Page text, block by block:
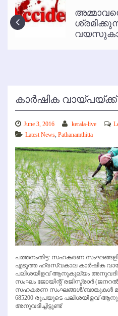
ഇനി രമേശ് പിഷാരടി
കോഴിക്കോട്
പരാതി
കാര്‍ഷിക വായ്പയ്ക്ക്
June 3, 2016 kerala-live
Latest News Pathanamthitta
പത്തനംതിട്ട: സഹകരണ
എടുത്ത ഹ്രസ്വകാല കാര്‍ഷിക
പലിശയിളവ് ആനുകൂല്യം
സംഘം ജോയിന്റ് രജിസ്ട്രാര്‍
സഹകരണ സംഘങ്ങള്‍/ബാങ്കുകള്‍
685200 രൂപയുടെ പലിശയിളവ്
അനുവദിച്ചിട്ടുണ്ട്